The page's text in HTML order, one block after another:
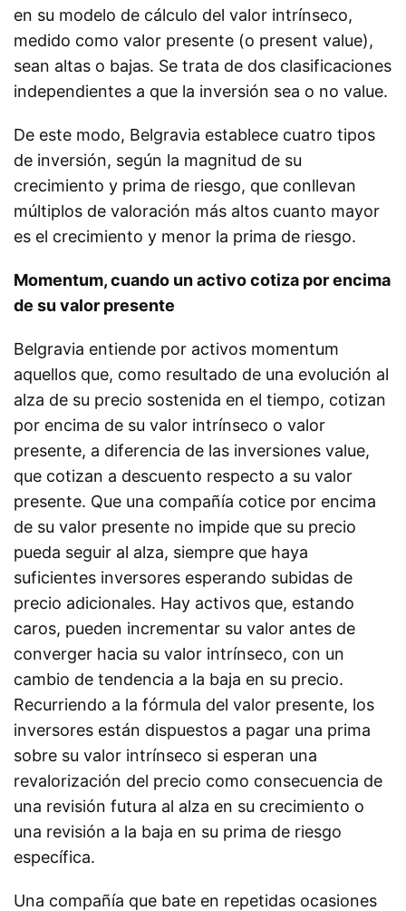
en su modelo de cálculo del valor intrínseco,
medido como valor presente (o present value),
sean altas o bajas. Se trata de dos clasificaciones
independientes a que la inversión sea o no value.
De este modo, Belgravia establece cuatro tipos
de inversión, según la magnitud de su
crecimiento y prima de riesgo, que conllevan
múltiplos de valoración más altos cuanto mayor
es el crecimiento y menor la prima de riesgo.
Momentum, cuando un activo cotiza por encima
de su valor presente
Belgravia entiende por activos momentum
aquellos que, como resultado de una evolución al
alza de su precio sostenida en el tiempo, cotizan
por encima de su valor intrínseco o valor
presente, a diferencia de las inversiones value,
que cotizan a descuento respecto a su valor
presente. Que una compañía cotice por encima
de su valor presente no impide que su precio
pueda seguir al alza, siempre que haya
suficientes inversores esperando subidas de
precio adicionales. Hay activos que, estando
caros, pueden incrementar su valor antes de
converger hacia su valor intrínseco, con un
cambio de tendencia a la baja en su precio.
Recurriendo a la fórmula del valor presente, los
inversores están dispuestos a pagar una prima
sobre su valor intrínseco si esperan una
revalorización del precio como consecuencia de
una revisión futura al alza en su crecimiento o
una revisión a la baja en su prima de riesgo
específica.
Una compañía que bate en repetidas ocasiones